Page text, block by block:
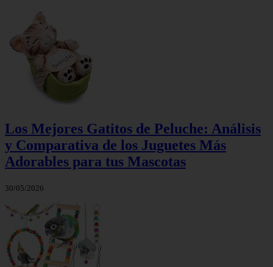
Los Mejores Gatitos de Peluche: Análisis
y Comparativa de los Juguetes Más
Adorables para tus Mascotas
30/05/2026